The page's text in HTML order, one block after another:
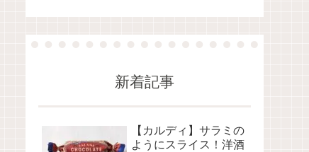
新着記事
【カルディ】サラミの
ようにスライス！洋酒